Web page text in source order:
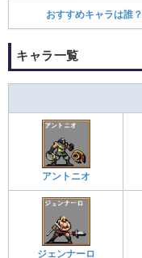
おすすめキャラは誰？
キャラ一覧
アントニオ
ジェンナーロ